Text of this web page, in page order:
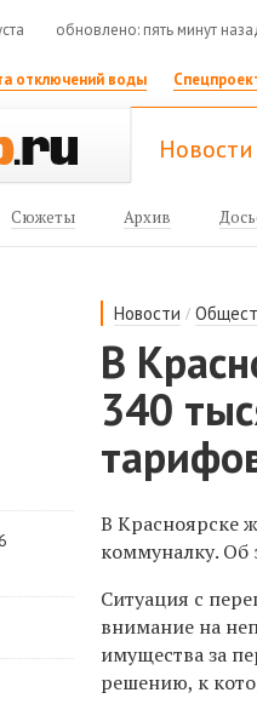
обновлено: пять минут
отключений воды
Новости
Сюжеты Архив
Новости /
В
340
В Красноярске
коммуналку. Об
Ситуация с
внимание на
имущества за
решению, к